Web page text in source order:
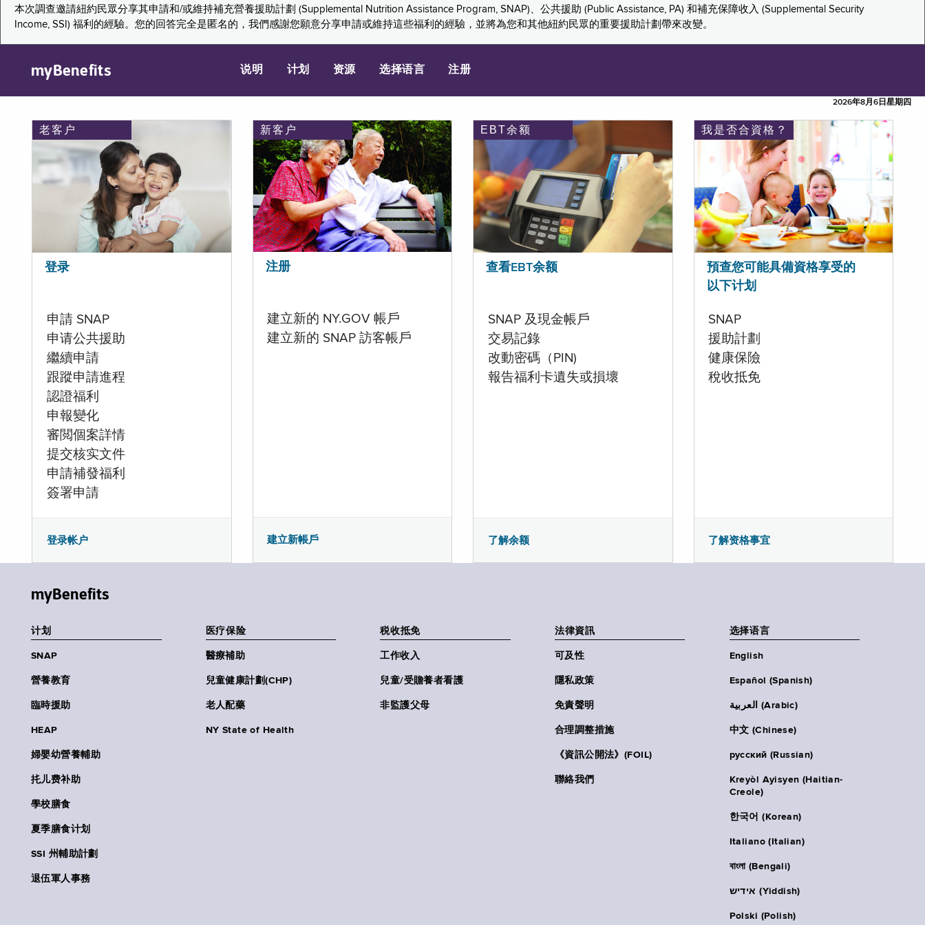
本次調查邀請紐約民眾分享其申請和/或維持補充營養援助計劃 (Supplemental Nutrition Assistance Program, SNAP)、公共援助 (Public Assistance, PA) 和補充保障收入 (Supplemental Security
Income, SSI) 福利的經驗。您的回答完全是匿名的，我們感謝您願意分享申請或維持這些福利的經驗，並將為您和其他紐約民眾的重要援助計劃帶來改變。
myBenefits 说明 计划 资源 选择语言 注册
2026年8月6日星期四
老客户
登录
申請 SNAP
申请公共援助
繼續申請
跟蹤申請進程
認證福利
申報變化
審閲個案詳情
提交核实文件
申請補發福利
簽署申請
登录帐户
新客户
注册
建立新的 NY.GOV 帳戶
建立新的 SNAP 訪客帳戶
建立新帳戶
EBT余额
查看EBT余额
SNAP 及現金帳戶
交易記錄
改動密碼（PIN)
報告福利卡遺失或損壞
了解余额
我是否合資格？
預查您可能具備資格享受的
以下计划
SNAP
援助計劃
健康保險
稅收抵免
了解资格事宜
myBenefits
计划
SNAP
營養教育
臨時援助
HEAP
婦嬰幼營養輔助
扥儿费补助
學校膳食
夏季膳食计划
SSI 州輔助計劃
退伍軍人事務
医疗保险
醫療補助
兒童健康計劃(CHP)
老人配藥
NY State of Health
税收抵免
工作收入
兒童/受贍養者看護
非監護父母
法律資訊
可及性
隱私政策
免責聲明
合理調整措施
《資訊公開法》(FOIL)
聯絡我們
选择语言
English
Español (Spanish)
العربية (Arabic)
中文 (Chinese)
русский (Russian)
Kreyòl Ayisyen (Haitian-
Creole)
한국어 (Korean)
Italiano (Italian)
বাংলা (Bengali)
אידיש (Yiddish)
Polski (Polish)